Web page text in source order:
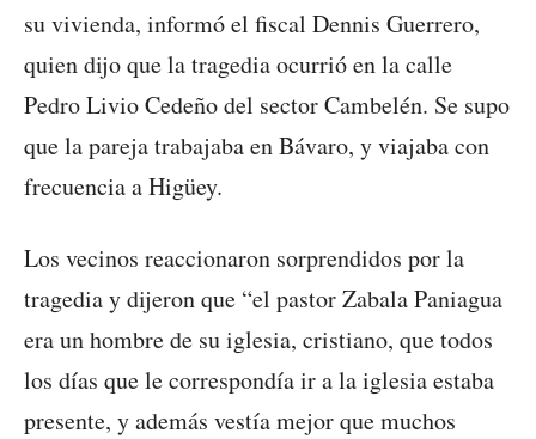
su vivienda, informó el fiscal Dennis Guerrero,
quien dijo que la tragedia ocurrió en la calle
Pedro Livio Cedeño del sector Cambelén. Se supo
que la pareja trabajaba en Bávaro, y viajaba con
frecuencia a Higüey.
Los vecinos reaccionaron sorprendidos por la
tragedia y dijeron que “el pastor Zabala Paniagua
era un hombre de su iglesia, cristiano, que todos
los días que le correspondía ir a la iglesia estaba
presente, y además vestía mejor que muchos